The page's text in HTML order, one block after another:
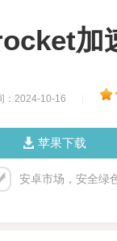
加
：2024-10-16
苹果下载
安卓市场，安全绿